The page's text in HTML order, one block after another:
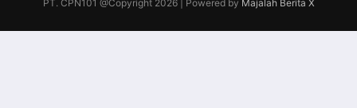
PT. CPN101 @Copyright 2026 | Powered by Majalah Berita X